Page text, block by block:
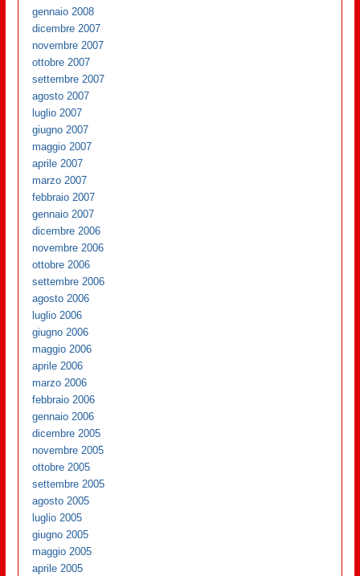
gennaio 2008
dicembre 2007
novembre 2007
ottobre 2007
settembre 2007
agosto 2007
luglio 2007
giugno 2007
maggio 2007
aprile 2007
marzo 2007
febbraio 2007
gennaio 2007
dicembre 2006
novembre 2006
ottobre 2006
settembre 2006
agosto 2006
luglio 2006
giugno 2006
maggio 2006
aprile 2006
marzo 2006
febbraio 2006
gennaio 2006
dicembre 2005
novembre 2005
ottobre 2005
settembre 2005
agosto 2005
luglio 2005
giugno 2005
maggio 2005
aprile 2005